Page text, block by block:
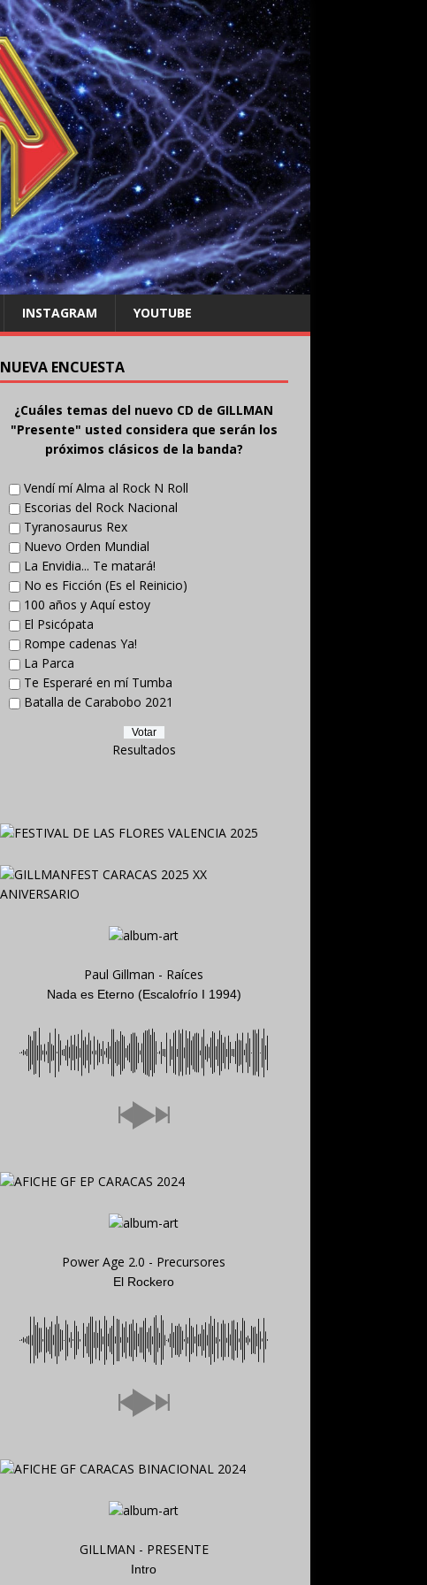
INSTAGRAM YOUTUBE
NUEVA ENCUESTA
¿Cuáles temas del nuevo CD de GILLMAN
"Presente" usted considera que serán los
próximos clásicos de la banda?
Vendí mí Alma al Rock N Roll
Escorias del Rock Nacional
Tyranosaurus Rex
Nuevo Orden Mundial
La Envidia... Te matará!
No es Ficción (Es el Reinicio)
100 años y Aquí estoy
El Psicópata
Rompe cadenas Ya!
La Parca
Te Esperaré en mí Tumba
Batalla de Carabobo 2021
Resultados
Paul Gillman - Raíces
Nada es Eterno (Escalofrío I 1994)
Power Age 2.0 - Precursores
El Rockero
GILLMAN - PRESENTE
Intro